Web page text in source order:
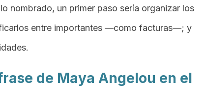
nombrado, un primer paso sería organizar los
entre importantes —como facturas—; y
de Maya Angelou en el